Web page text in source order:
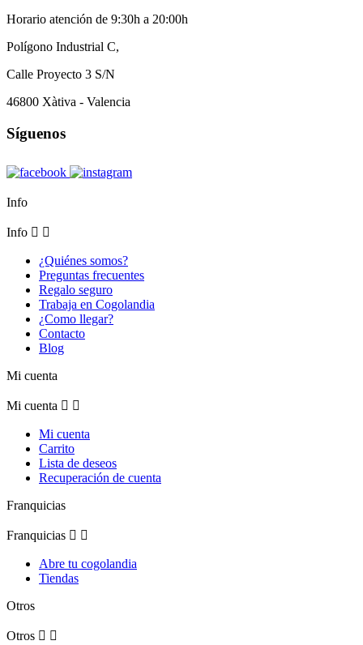
Horario atención de 9:30h a 20:00h
Polígono Industrial C,
Calle Proyecto 3 S/N
46800 Xàtiva - Valencia
Síguenos
Info
Info  
¿Quiénes somos?
Preguntas frecuentes
Regalo seguro
Trabaja en Cogolandia
¿Como llegar?
Contacto
Blog
Mi cuenta
Mi cuenta  
Mi cuenta
Carrito
Lista de deseos
Recuperación de cuenta
Franquicias
Franquicias  
Abre tu cogolandia
Tiendas
Otros
Otros  